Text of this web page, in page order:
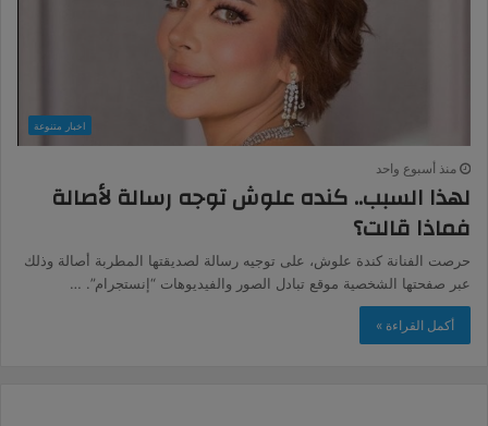
اخبار متنوعة
منذ أسبوع واحد
لهذا السبب.. كنده علوش توجه رسالة لأصالة
فماذا قالت؟
حرصت الفنانة كندة علوش، على توجيه رسالة لصديقتها المطربة أصالة وذلك
عبر صفحتها الشخصية موقع تبادل الصور والفيديوهات “إنستجرام”. …
أكمل القراءة »